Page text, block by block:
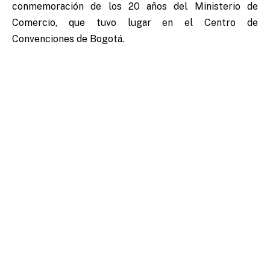
conmemoración de los 20 años del Ministerio de
Comercio, que tuvo lugar en el Centro de
Convenciones de Bogotá.